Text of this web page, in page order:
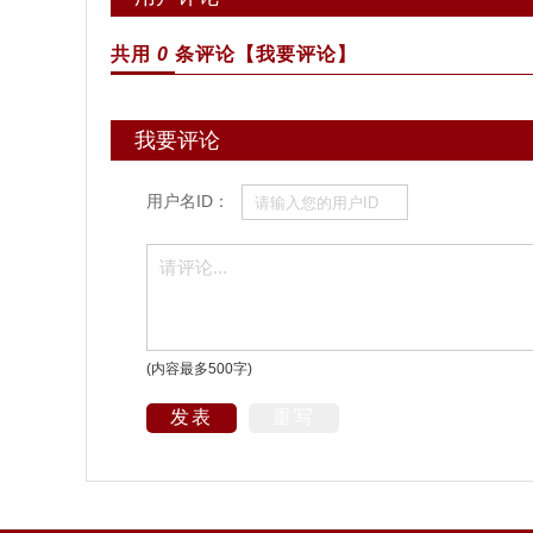
共用 0 条评论 【我要评论】
我要评论
用户名ID：
(内容最多500字)
发表